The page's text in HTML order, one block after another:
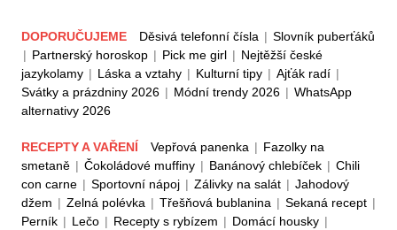
DOPORUČUJEME Děsivá telefonní čísla | Slovník puberťáků
| Partnerský horoskop | Pick me girl | Nejtěžší české
jazykolamy | Láska a vztahy | Kulturní tipy | Ajťák radí |
Svátky a prázdniny 2026 | Módní trendy 2026 | WhatsApp
alternativy 2026
RECEPTY A VAŘENÍ Vepřová panenka | Fazolky na
smetaně | Čokoládové muffiny | Banánový chlebíček | Chili
con carne | Sportovní nápoj | Zálivky na salát | Jahodový
džem | Zelná polévka | Třešňová bublanina | Sekaná recept |
Perník | Lečo | Recepty s rybízem | Domácí housky |